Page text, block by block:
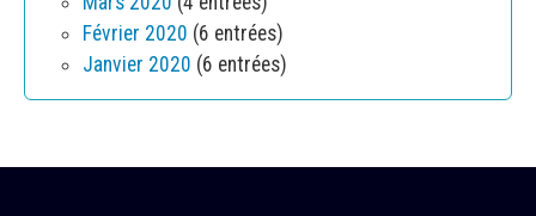
Février 2020 (6 entrées)
Janvier 2020 (6 entrées)